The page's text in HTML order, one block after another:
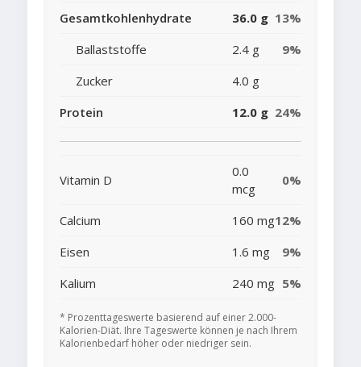
Gesamtkohlenhydrate
36.0 g 13%
Ballaststoffe
2.4 g
9%
Zucker
4.0 g
Protein
12.0 g 24%
Vitamin D
0.0
mcg
0%
Calcium 160 mg12%
Eisen
1.6 mg
9%
Kalium
240 mg 5%
* Prozenttageswerte basierend auf einer 2.000-
Kalorien-Diät. Ihre Tageswerte können je nach Ihrem
Kalorienbedarf höher oder niedriger sein.